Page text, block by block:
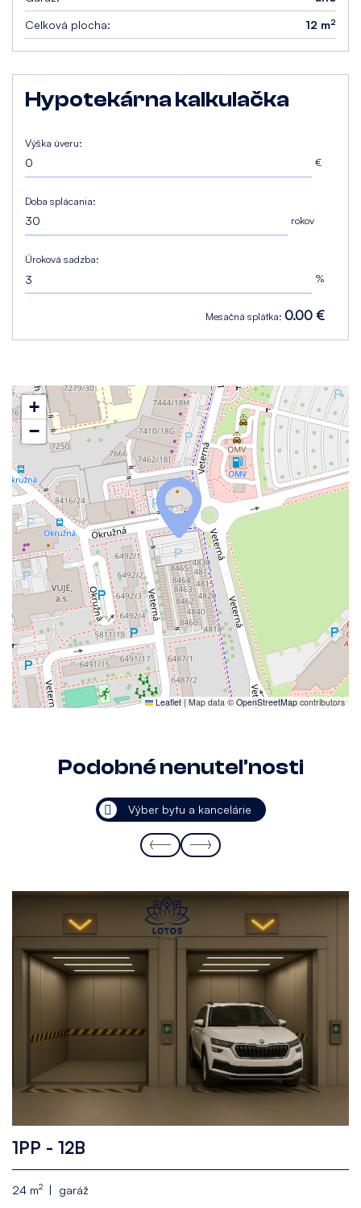
Celková plocha:
12 m2
Hypotekárna kalkulačka
Výška úveru:
€
Doba splácania:
rokov
Úroková sadzba:
%
Mesačná splátka: 0.00 €
+
−
Leaflet | Map data ©OpenStreetMap contributors
Podobné nenuteľnosti
Výber bytu a kancelárie
1PP - 12B
24 m2 garáž